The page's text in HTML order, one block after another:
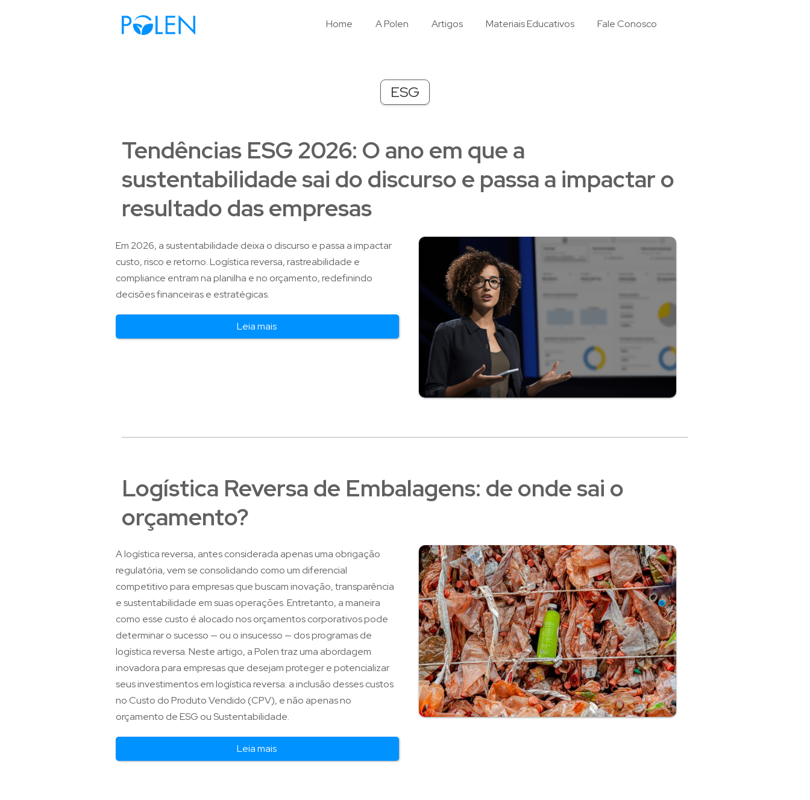
Home A Polen Artigos Materiais Educativos Fale Conosco
ESG
Tendências ESG 2026: O ano em que a
sustentabilidade sai do discurso e passa a impactar o
resultado das empresas
Em 2026, a sustentabilidade deixa o discurso e passa a impactar
custo, risco e retorno. Logística reversa, rastreabilidade e
compliance entram na planilha e no orçamento, redefinindo
decisões financeiras e estratégicas.
Leia mais
Logística Reversa de Embalagens: de onde sai o
orçamento?
A logística reversa, antes considerada apenas uma obrigação
regulatória, vem se consolidando como um diferencial
competitivo para empresas que buscam inovação, transparência
e sustentabilidade em suas operações. Entretanto, a maneira
como esse custo é alocado nos orçamentos corporativos pode
determinar o sucesso — ou o insucesso — dos programas de
logística reversa. Neste artigo, a Polen traz uma abordagem
inovadora para empresas que desejam proteger e potencializar
seus investimentos em logística reversa: a inclusão desses custos
no Custo do Produto Vendido (CPV), e não apenas no
orçamento de ESG ou Sustentabilidade.
Leia mais